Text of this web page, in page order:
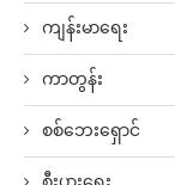
ကျန်းမာရေး
ကာတွန်း
စစ်ဘေးရှောင်